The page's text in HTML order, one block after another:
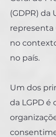
(GDPR) da
no
no país.
Um dos
da LGPD é